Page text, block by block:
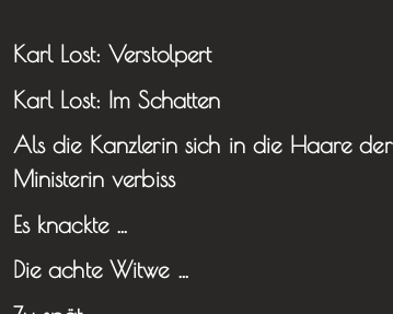
Karl Lost: Verstolpert
Karl Lost: Im Schatten
Als die Kanzlerin sich in die Haare der
Ministerin verbiss
Es knackte …
Die achte Witwe …